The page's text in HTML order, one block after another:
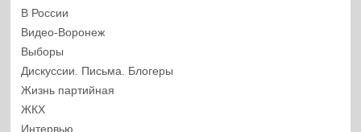
В России
Видео-Воронеж
Выборы
Дискуссии. Письма. Блогеры
Жизнь партийная
ЖКХ
Интервью